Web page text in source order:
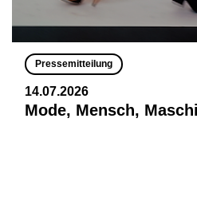
Pressemitteilung
14.07.2026
Mode, Mensch,